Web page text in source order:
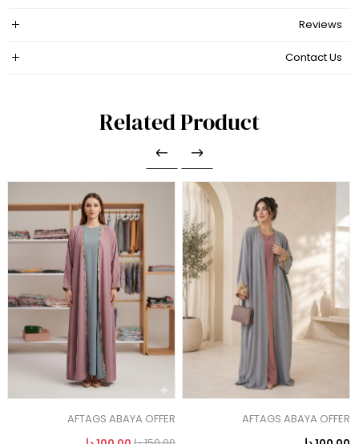
Reviews
Contact Us
Related Product
AFTAGS ABAYA OFFER
AFTAGS ABAYA OFFER